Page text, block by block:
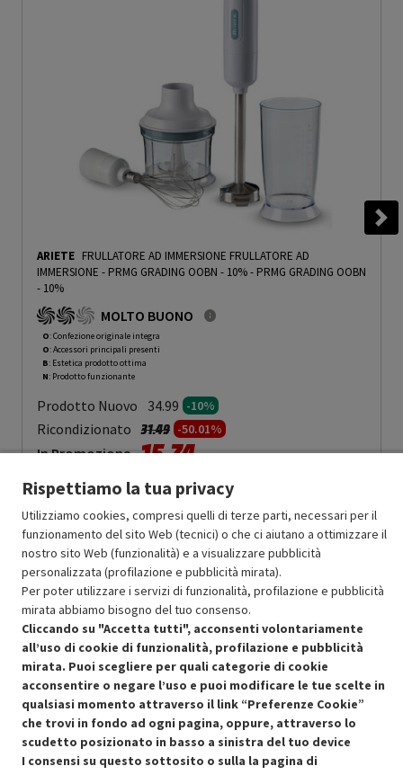
ARIETE FRULLATORE AD IMMERSIONE FRULLATORE AD
IMMERSIONE - PRMG GRADING OOBN - 10%- PRMG GRADING OOBN
- 10%
MOLTO BUONO
O: Confezione originale integra
O: Accessori principali presenti
B: Estetica prodotto ottima
N: Prodotto funzionante
Prodotto Nuovo 34.99 -10%
Ricondizionato Prezzo ridotto da
31.49a-50.01%
In Promozione 15.74
Aggiungi al carrello
SCONTO RICONDIZIONATI
Approfitta dello sconto del 50% sul prodotto ricondizionato.
Condizioni generali di vendita
Cookie Policy
Recedere dal contratto qui
Rispettiamo la tua privacy
Utilizziamo cookies, compresi quelli di terze parti, necessari per il
funzionamento del sito Web (tecnici) o che ci aiutano a ottimizzare il
nostro sito Web (funzionalità) e a visualizzare pubblicità
personalizzata (profilazione e pubblicità mirata).
Per poter utilizzare i servizi di funzionalità, profilazione e pubblicità
mirata abbiamo bisogno del tuo consenso.
Cliccando su "Accetta tutti", acconsenti volontariamente
all’uso di cookie di funzionalità, profilazione e pubblicità
mirata. Puoi scegliere per quali categorie di cookie
acconsentire o negare l’uso e puoi modificare le tue scelte in
qualsiasi momento attraverso il link “Preferenze Cookie”
che trovi in fondo ad ogni pagina, oppure, attraverso lo
scudetto posizionato in basso a sinistra del tuo device
I consensi su questo sottosito o sulla la pagina di